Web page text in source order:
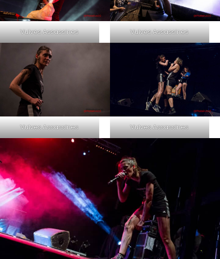
Vulves Assassines Vulves Assassines
Vulves Assassines Vulves Assassines